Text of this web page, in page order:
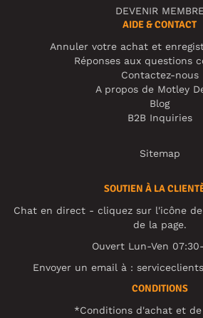
DEVENIR
AIDE & CONTACT
Annuler votre achat et
Réponses aux questions
Contactez-nous
A propos de Motley
Blog
B2B Inquiries
Sitemap
SOUTIEN À LA
Chat en direct - cliquez sur l'icône
de la page.
Ouvert Lun-Ven 07:30-
Envoyer un email à :
CONDITIONS
*Conditions d'achat et